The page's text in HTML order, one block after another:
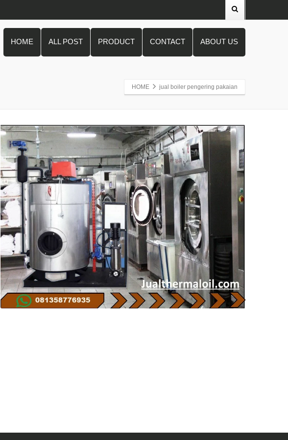
HOME ALL POST PRODUCT CONTACT ABOUT US
HOME jual boiler pengering pakaian